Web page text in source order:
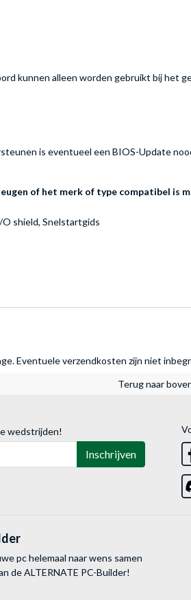
kunnen alleen worden gebruikt bij het
is eventueel een BIOS-Update
of het merk of type compatibel is
O shield, Snelstartgids
Eventuele verzendkosten zijn niet
Terug naar
wedstrijden!
Inschrijven
pc helemaal naar wens samen
de ALTERNATE PC-Builder!